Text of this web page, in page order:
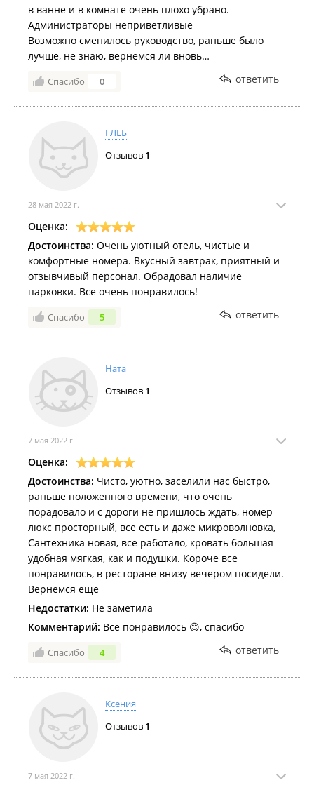
микроволновка, кухонные принадлежности, кондиционер,
телевизор, туалетные принадлежности, гладильные
принадлежности, халат, фен, шкаф, зеркало, телефон, диван,
сейф.
Стоимость проживания.
Стоимость проживания руб/номер/
Номер Standard
Трёхместный номер
Standard
Люкс
Услуги питания.
Бесплатный чай/кофе;
Завтрак;
Завтрак в номер;
Упакованные ланчи.
Услуги.
Телефон;
Утюг;
Фен (по запросу);
Хранение багажа;
Экскурсионное бюро;
Трансфер (оплачивается отдельно);
Гладильные услуги (оплачивается отдельно);
Прокат автомобилей.
Гостиница в Едином реестре объектов классификации в
сфере туристской индустрии.
в ванне и в комнате очень плохо убрано.
Администраторы неприветливые
Возможно сменилось руководство, раньше было
лучше, не знаю, вернемся ли вновь…
Спасибо 0 ответить
ГЛЕБ
Отзывов 1
28 мая 2022 г.
Оценка:
Достоинства: Очень уютный отель, чистые и
комфортные номера. Вкусный завтрак, приятный и
отзывчивый персонал. Обрадовал наличие
парковки. Все очень понравилось!
Спасибо 5 ответить
Ната
Отзывов 1
7 мая 2022 г.
Оценка:
Достоинства: Чисто, уютно, заселили нас быстро,
раньше положенного времени, что очень
порадовало и с дороги не пришлось ждать, номер
люкс просторный, все есть и даже микроволновка,
Сантехника новая, все работало, кровать большая
удобная мягкая, как и подушки. Короче все
понравилось, в ресторане внизу вечером посидели.
Вернёмся ещё
Недостатки: Не заметила
Комментарий: Все понравилось 😊, спасибо
Спасибо 4 ответить
Ксения
Отзывов 1
7 мая 2022 г.